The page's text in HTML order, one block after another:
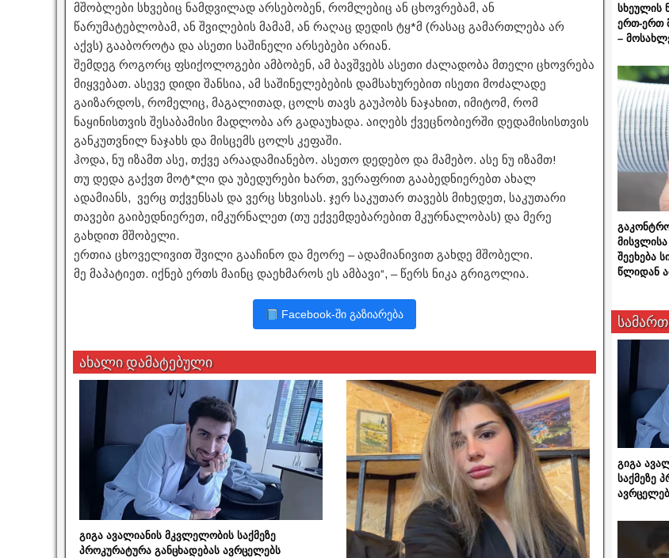
მშობლები სხვებიც ნამდვილად არსებობენ, რომლებიც ან ცხოვრებამ, ან
წარუმატებლობამ, ან შვილების მამამ, ან რაღაც დედის ტყ*მ (რასაც გამართლება არ
აქვს) გააბოროტა და ასეთი საშინელი არსებები არიან.
შემდეგ როგორც ფსიქოლოგები ამბობენ, ამ ბავშვებს ასეთი ძალადობა მთელი ცხოვრება
მიყვებათ. ასევე დიდი შანსია, ამ საშინელებების დამსახურებით ისეთი მოძალადე
გაიზარდოს, რომელიც, მაგალითად, ცოლს თავს გაუპობს ნაჯახით, იმიტომ, რომ
ნაყინისთვის შესაბამისი მადლობა არ გადაუხადა. აიღებს ქვეცნობიერში დედამისისთვის
განკუთვნილ ნაჯახს და მისცემს ცოლს კეფაში.
ჰოდა, ნუ იზამთ ასე, თქვე არაადამიანებო. ასეთო დედებო და მამებო. ასე ნუ იზამთ!
თუ დედა გაქვთ მოტ*ლი და უბედურები ხართ, ვერაფრით გააბედნიერებთ ახალ
ადამიანს, ვერც თქვენსას და ვერც სხვისას. ჯერ საკუთარ თავებს მიხედეთ, საკუთარი
თავები გაიბედნიერეთ, იმკურნალეთ (თუ ექვემდებარებით მკურნალობას) და მერე
გახდით მშობელი.
ერთია ცხოველივით შვილი გააჩინო და მეორე – ადამიანივით გახდე მშობელი.
მე მაპატიეთ. იქნებ ერთს მაინც დაეხმაროს ეს ამბავი“, – წერს ნიკა გრიგოლია.
Facebook-ში გაზიარება
ახალი დამატებული
გიგა ავალიანის მკვლელობის საქმეზე
პროკურატურა განცხადებას ავრცელებს
სხეულის
ერთ-ერთ
–
შეეხება
წლიდან
გიგა
საქმეზე